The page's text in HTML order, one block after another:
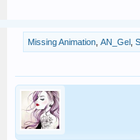
Missing Animation, AN_Gel